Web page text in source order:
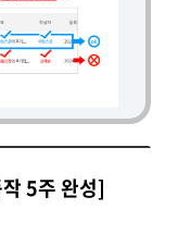
5주 완성]